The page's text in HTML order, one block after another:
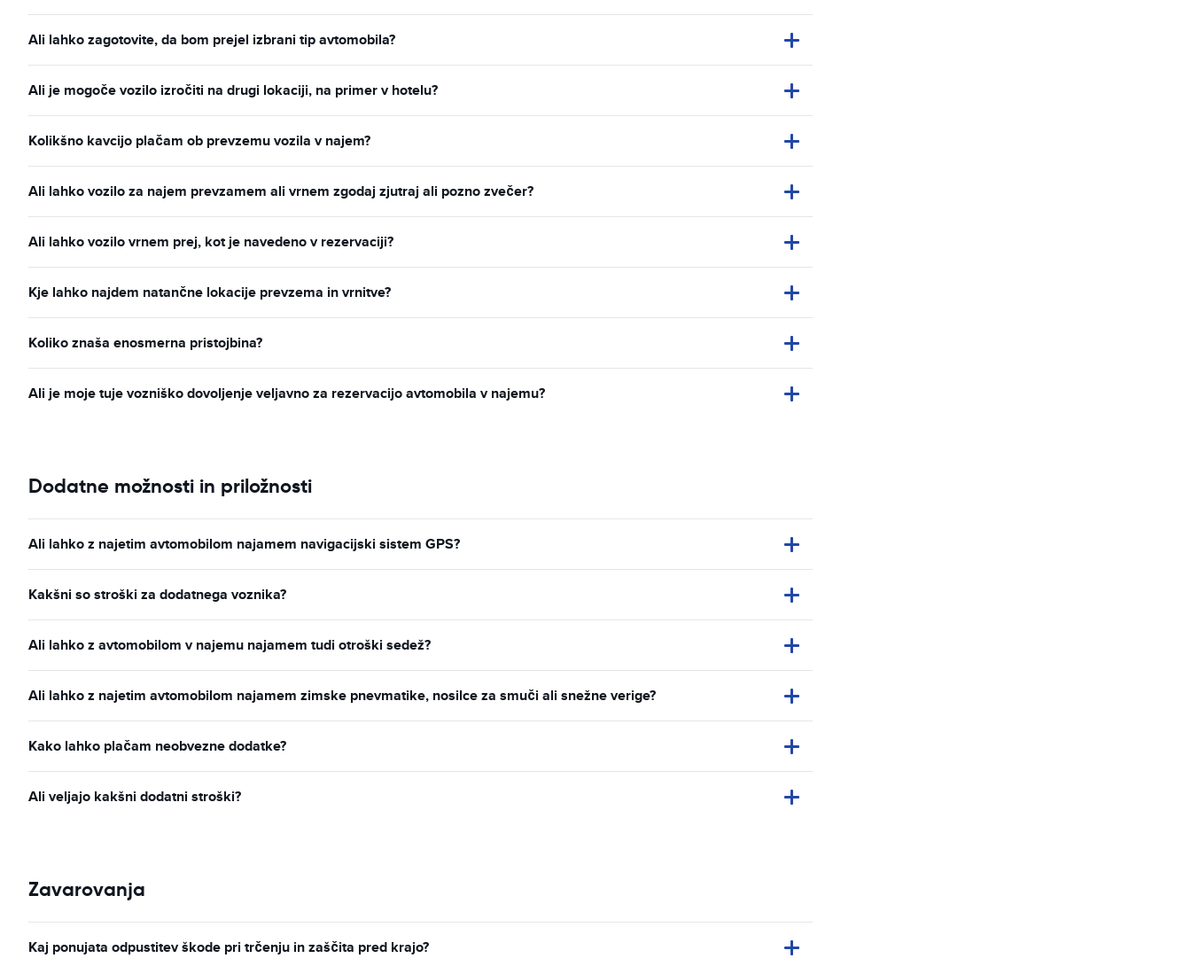
Ali lahko zagotovite, da bom prejel izbrani tip avtomobila?
Ali je mogoče vozilo izročiti na drugi lokaciji, na primer v hotelu?
Kolikšno kavcijo plačam ob prevzemu vozila v najem?
Ali lahko vozilo za najem prevzamem ali vrnem zgodaj zjutraj ali pozno zvečer?
Ali lahko vozilo vrnem prej, kot je navedeno v rezervaciji?
Kje lahko najdem natančne lokacije prevzema in vrnitve?
Koliko znaša enosmerna pristojbina?
Ali je moje tuje vozniško dovoljenje veljavno za rezervacijo avtomobila v najemu?
Dodatne možnosti in priložnosti
Ali lahko z najetim avtomobilom najamem navigacijski sistem GPS?
Kakšni so stroški za dodatnega voznika?
Ali lahko z avtomobilom v najemu najamem tudi otroški sedež?
Ali lahko z najetim avtomobilom najamem zimske pnevmatike, nosilce za smuči ali snežne verige?
Kako lahko plačam neobvezne dodatke?
Ali veljajo kakšni dodatni stroški?
Zavarovanja
Kaj ponujata odpustitev škode pri trčenju in zaščita pred krajo?